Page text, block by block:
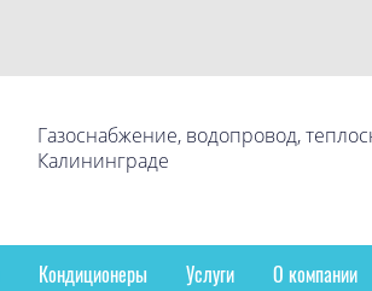
Газоснабжение, водопровод,
Калининграде
Кондиционеры Услуги О компании